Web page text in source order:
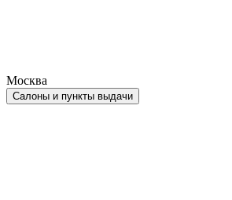
Москва
Салоны и пункты выдачи